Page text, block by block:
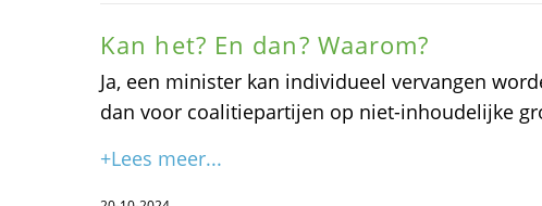
Kan het? En dan? Waarom?
Ja, een minister kan individueel vervangen
dan voor coalitiepartijen op niet-inhoudelijke
+Lees meer...